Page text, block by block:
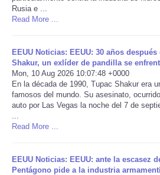
Ciencia
EEUU
Especiales
Internacionales
Negocios
Rusia e ...
Read More ...
EEUU Noticias: EEUU: 30 años
Shakur, un exlíder de pandilla se
Mon, 10 Aug 2026 10:07:48 +0000
En la década de 1990, Tupac Shakur era
famosos del mundo. Su asesinato,
auto por Las Vegas la noche del 7 de
Read More ...
EEUU Noticias: EEUU: ante la escasez
Pentágono pide a la industria